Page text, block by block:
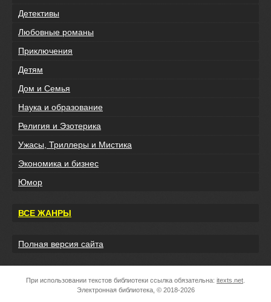
Детективы
Любовные романы
Приключения
Детям
Дом и Семья
Наука и образование
Религия и Эзотерика
Ужасы, Триллеры и Мистика
Экономика и бизнес
Юмор
ВСЕ ЖАНРЫ
Полная версия сайта
При использовании текстов библиотеки ссылка обязательна: itexts.net
Электронная библиотека, © 2018-2026